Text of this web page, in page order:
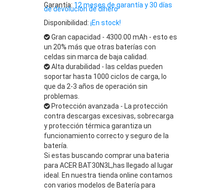
Garantía: 12 meses de garantía y 30 días
de devolución de dinero
Disponibilidad: ¡En stock!
Gran capacidad - 4300.00 mAh - esto es
un 20% más que otras baterías con
celdas sin marca de baja calidad.
Alta durabilidad - las celdas pueden
soportar hasta 1000 ciclos de carga, lo
que da 2-3 años de operación sin
problemas.
Protección avanzada - La protección
contra descargas excesivas, sobrecarga
y protección térmica garantiza un
funcionamiento correcto y seguro de la
batería.
Si estas buscando comprar una bateria
para ACER BAT30N3L,has llegado al lugar
ideal. En nuestra tienda online contamos
con varios modelos de Batería para